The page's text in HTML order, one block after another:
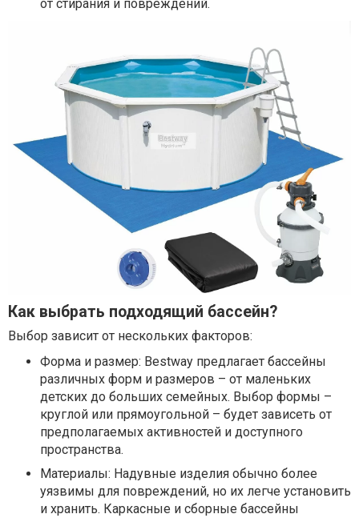
от стирания и повреждений.
Как выбрать подходящий бассейн?
Выбор зависит от нескольких факторов:
Форма и размер: Bestway предлагает бассейны
различных форм и размеров – от маленьких
детских до больших семейных. Выбор формы –
круглой или прямоугольной – будет зависеть от
предполагаемых активностей и доступного
пространства.
Материалы: Надувные изделия обычно более
уязвимы для повреждений, но их легче установить
и хранить. Каркасные и сборные бассейны